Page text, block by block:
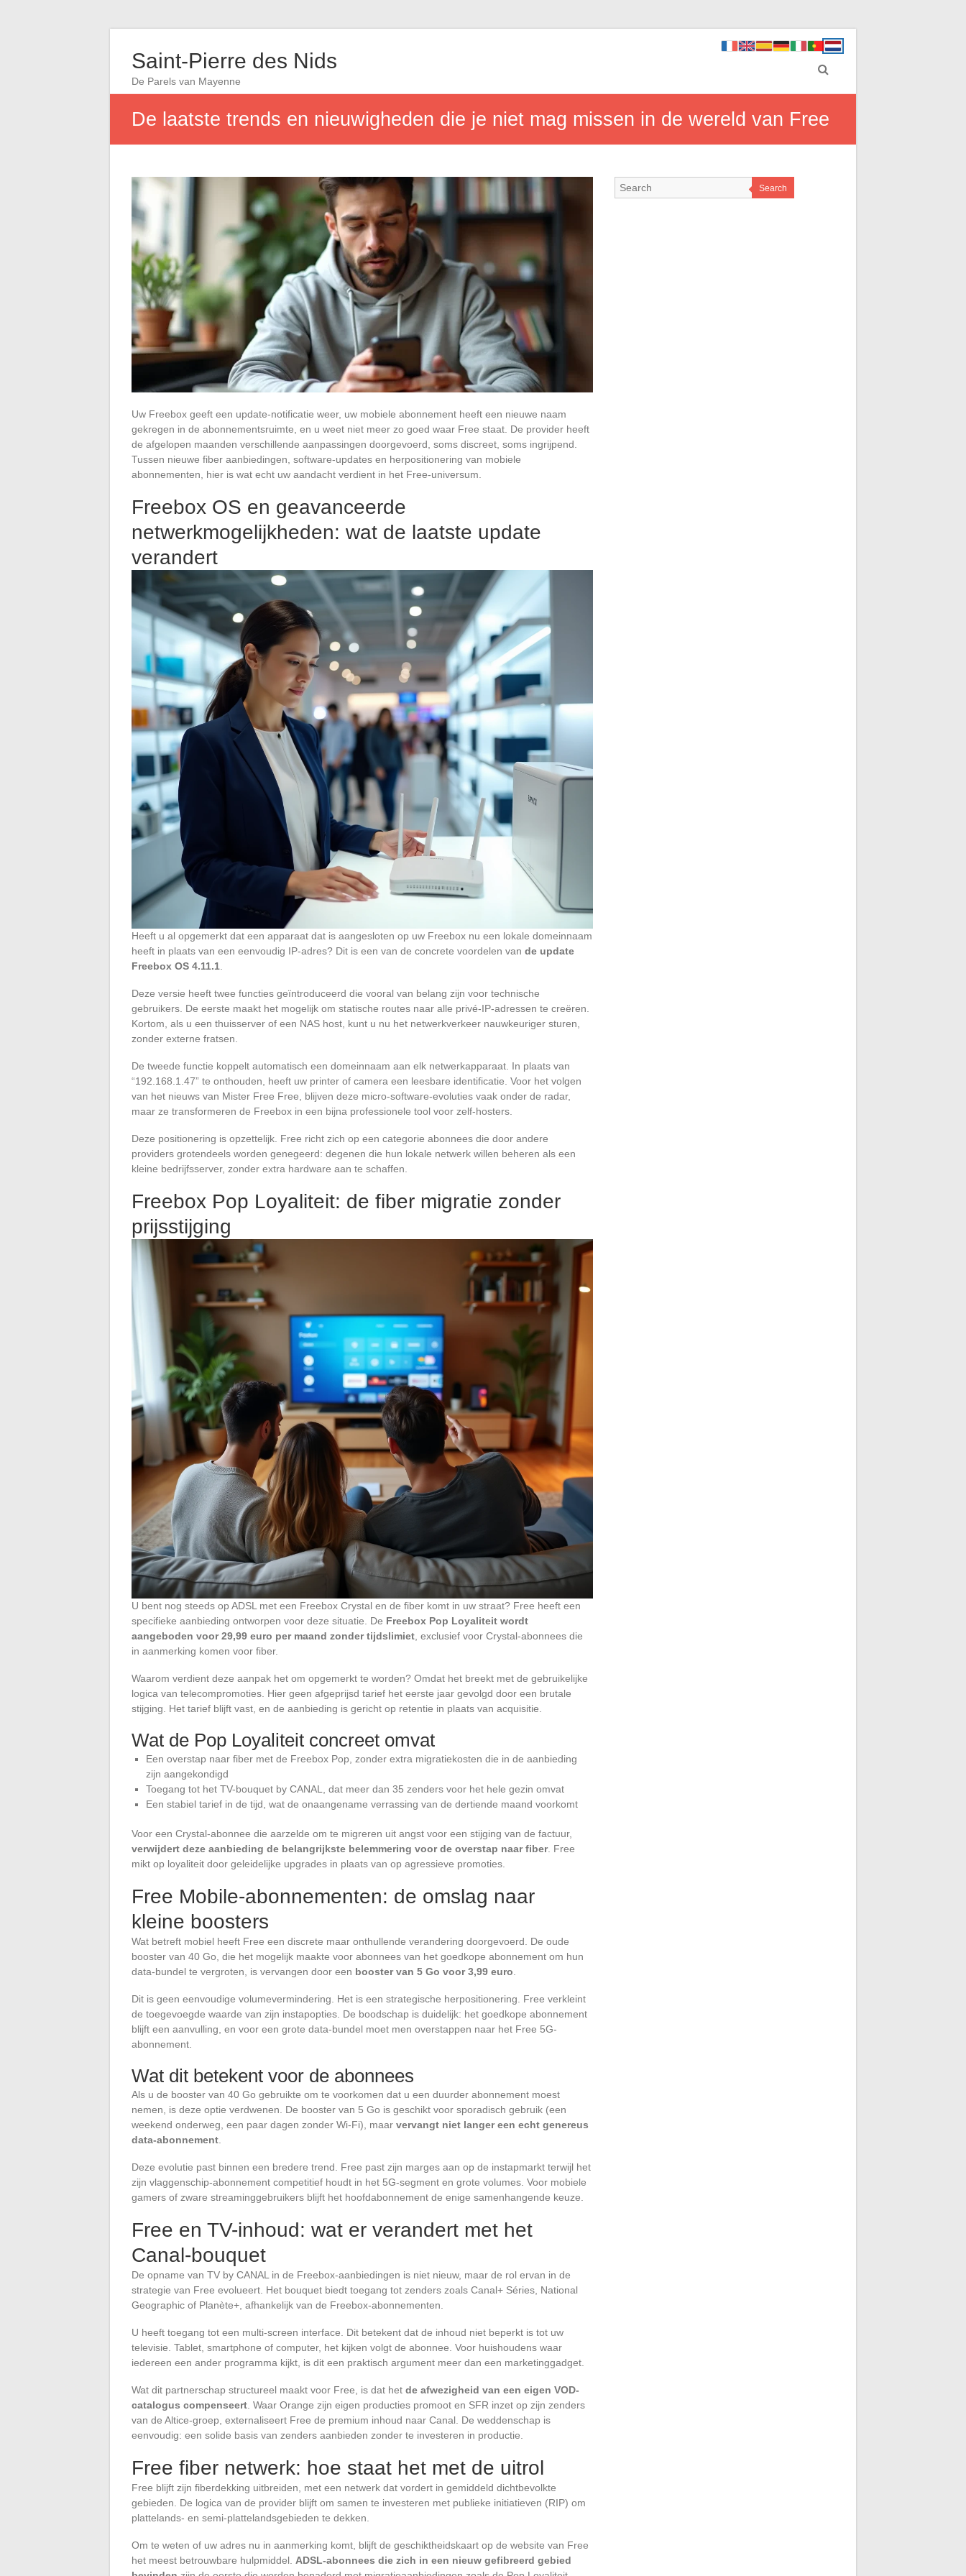
Saint-Pierre des Nids
De Parels van Mayenne
De laatste trends en nieuwigheden die je niet mag missen in de wereld van Free
Uw Freebox geeft een update-notificatie weer, uw mobiele abonnement heeft een nieuwe naam
gekregen in de abonnementsruimte, en u weet niet meer zo goed waar Free staat. De provider heeft
de afgelopen maanden verschillende aanpassingen doorgevoerd, soms discreet, soms ingrijpend.
Tussen nieuwe fiber aanbiedingen, software-updates en herpositionering van mobiele
abonnementen, hier is wat echt uw aandacht verdient in het Free-universum.
Freebox OS en geavanceerde
netwerkmogelijkheden: wat de laatste update
verandert
Heeft u al opgemerkt dat een apparaat dat is aangesloten op uw Freebox nu een lokale domeinnaam
heeft in plaats van een eenvoudig IP-adres? Dit is een van de concrete voordelen van de update
Freebox OS 4.11.1.
Deze versie heeft twee functies geïntroduceerd die vooral van belang zijn voor technische
gebruikers. De eerste maakt het mogelijk om statische routes naar alle privé-IP-adressen te creëren.
Kortom, als u een thuisserver of een NAS host, kunt u nu het netwerkverkeer nauwkeuriger sturen,
zonder externe fratsen.
De tweede functie koppelt automatisch een domeinnaam aan elk netwerkapparaat. In plaats van
“192.168.1.47” te onthouden, heeft uw printer of camera een leesbare identificatie. Voor het volgen
van het nieuws van Mister Free Free, blijven deze micro-software-evoluties vaak onder de radar,
maar ze transformeren de Freebox in een bijna professionele tool voor zelf-hosters.
Deze positionering is opzettelijk. Free richt zich op een categorie abonnees die door andere
providers grotendeels worden genegeerd: degenen die hun lokale netwerk willen beheren als een
kleine bedrijfsserver, zonder extra hardware aan te schaffen.
Freebox Pop Loyaliteit: de fiber migratie zonder
prijsstijging
U bent nog steeds op ADSL met een Freebox Crystal en de fiber komt in uw straat? Free heeft een
specifieke aanbieding ontworpen voor deze situatie. De Freebox Pop Loyaliteit wordt
aangeboden voor 29,99 euro per maand zonder tijdslimiet , exclusief voor Crystal-abonnees die
in aanmerking komen voor fiber.
Waarom verdient deze aanpak het om opgemerkt te worden? Omdat het breekt met de gebruikelijke
logica van telecompromoties. Hier geen afgeprijsd tarief het eerste jaar gevolgd door een brutale
stijging. Het tarief blijft vast, en de aanbieding is gericht op retentie in plaats van acquisitie.
Wat de Pop Loyaliteit concreet omvat
Een overstap naar fiber met de Freebox Pop, zonder extra migratiekosten die in de aanbieding
zijn aangekondigd
Toegang tot het TV-bouquet by CANAL, dat meer dan 35 zenders voor het hele gezin omvat
Een stabiel tarief in de tijd, wat de onaangename verrassing van de dertiende maand voorkomt
Voor een Crystal-abonnee die aarzelde om te migreren uit angst voor een stijging van de factuur,
verwijdert deze aanbieding de belangrijkste belemmering voor de overstap naar fiber. Free
mikt op loyaliteit door geleidelijke upgrades in plaats van op agressieve promoties.
Free Mobile-abonnementen: de omslag naar
kleine boosters
Wat betreft mobiel heeft Free een discrete maar onthullende verandering doorgevoerd. De oude
booster van 40 Go, die het mogelijk maakte voor abonnees van het goedkope abonnement om hun
data-bundel te vergroten, is vervangen door een booster van 5 Go voor 3,99 euro
Dit is geen eenvoudige volumevermindering. Het is een strategische herpositionering. Free verkleint
de toegevoegde waarde van zijn instapopties. De boodschap is duidelijk: het goedkope abonnement
blijft een aanvulling, en voor een grote data-bundel moet men overstappen naar het Free 5G-
abonnement.
Wat dit betekent voor de abonnees
Als u de booster van 40 Go gebruikte om te voorkomen dat u een duurder abonnement moest
nemen, is deze optie verdwenen. De booster van 5 Go is geschikt voor sporadisch gebruik (een
weekend onderweg, een paar dagen zonder Wi-Fi), maar vervangt niet langer een echt genereus
data-abonnement
Deze evolutie past binnen een bredere trend. Free past zijn marges aan op de instapmarkt terwijl het
zijn vlaggenschip-abonnement competitief houdt in het 5G-segment en grote volumes. Voor mobiele
gamers of zware streaminggebruikers blijft het hoofdabonnement de enige samenhangende keuze.
Free en TV-inhoud: wat er verandert met het
Canal-bouquet
De opname van TV by CANAL in de Freebox-aanbiedingen is niet nieuw, maar de rol ervan in de
strategie van Free evolueert. Het bouquet biedt toegang tot zenders zoals Canal+ Séries, National
Geographic of Planète+, afhankelijk van de Freebox-abonnementen.
U heeft toegang tot een multi-screen interface. Dit betekent dat de inhoud niet beperkt is tot uw
televisie. Tablet, smartphone of computer, het kijken volgt de abonnee. Voor huishoudens waar
iedereen een ander programma kijkt, is dit een praktisch argument meer dan een marketinggadget.
Wat dit partnerschap structureel maakt voor Free, is dat het de afwezigheid van een eigen VOD-
catalogus compenseert . Waar Orange zijn eigen producties promoot en SFR inzet op zijn zenders
van de Altice-groep, externaliseert Free de premium inhoud naar Canal. De weddenschap is
eenvoudig: een solide basis van zenders aanbieden zonder te investeren in productie.
Free fiber netwerk: hoe staat het met de uitrol
Free blijft zijn fiberdekking uitbreiden, met een netwerk dat vordert in gemiddeld dichtbevolkte
gebieden. De logica van de provider blijft om samen te investeren met publieke initiatieven (RIP) om
plattelands- en semi-plattelandsgebieden te dekken.
Om te weten of uw adres nu in aanmerking komt, blijft de geschiktheidskaart op de website van Free
het meest betrouwbare hulpmiddel. ADSL-abonnees die zich in een nieuw gefibreerd gebied
Search